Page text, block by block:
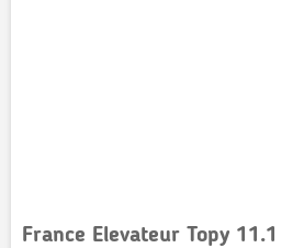
France Elevateur Topy 11.1